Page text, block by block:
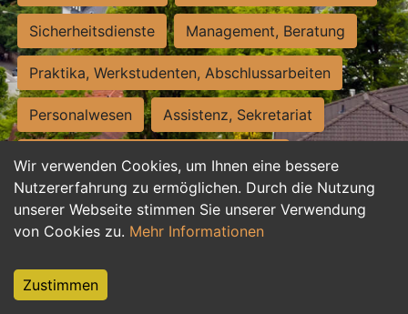
Wir verwenden Cookies, um Ihnen eine bessere
Nutzererfahrung zu ermöglichen. Durch die Nutzung
unserer Webseite stimmen Sie unserer Verwendung
von Cookies zu. Mehr Informationen
Zustimmen
Sicherheitsdienste Management, Beratung
Praktika, Werkstudenten, Abschlussarbeiten
Personalwesen Assistenz, Sekretariat
Hilfskräfte, Aushilfs- und Nebenjobs
Einkauf, Logistik, Materialwirtschaft
Weiterbildung, Studium, duale Ausbildung
Tourismus